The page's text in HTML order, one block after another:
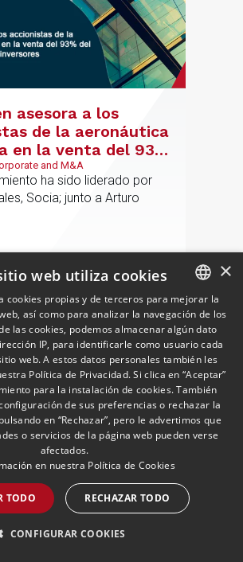
asesora a los
de la aeronáutica
en la venta del 93%
a un grupo de
and M&A
ha sido liderado por
Socia; junto a Arturo
Morote, Socio
«No necesitamos el
los fondos para
nuestro
el Socio Director de Andersen
SPANISH
ENGLISH
PORTUGUESE
×
web utiliza cookies
cookies propias y de terceros para mejorar la
así como para analizar la navegación de los
las cookies, podemos almacenar algún dato
IP, para identificarle como usuario cada
web. A estos datos personales también les
Política de Privacidad. Si clica en “Aceptar”
para la instalación de cookies. También
de sus preferencias o rechazar la
en “Rechazar”, pero le advertimos que
o servicios de la página web pueden verse
afectados.
en nuestra Política de Cookies
TODO RECHAZAR TODO
CONFIGURAR COOKIES